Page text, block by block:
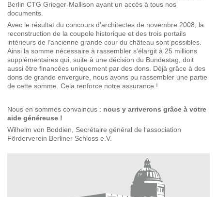
Berlin CTG Grieger-Mallison ayant un accès à tous nos
documents.
Avec le résultat du concours d’architectes de novembre 2008, la
reconstruction de la coupole historique et des trois portails
intérieurs de l’ancienne grande cour du château sont possibles.
Ainsi la somme nécessaire à rassembler s’élargit à 25 millions
supplémentaires qui, suite à une décision du Bundestag, doit
aussi être financées uniquement par des dons. Déjà grâce à des
dons de grande envergure, nous avons pu rassembler une partie
de cette somme. Cela renforce notre assurance !
Nous en sommes convaincus : nous y arriverons grâce à votre
aide généreuse !
Wilhelm von Boddien, Secrétaire général de l‘association
Förderverein Berliner Schloss e.V.